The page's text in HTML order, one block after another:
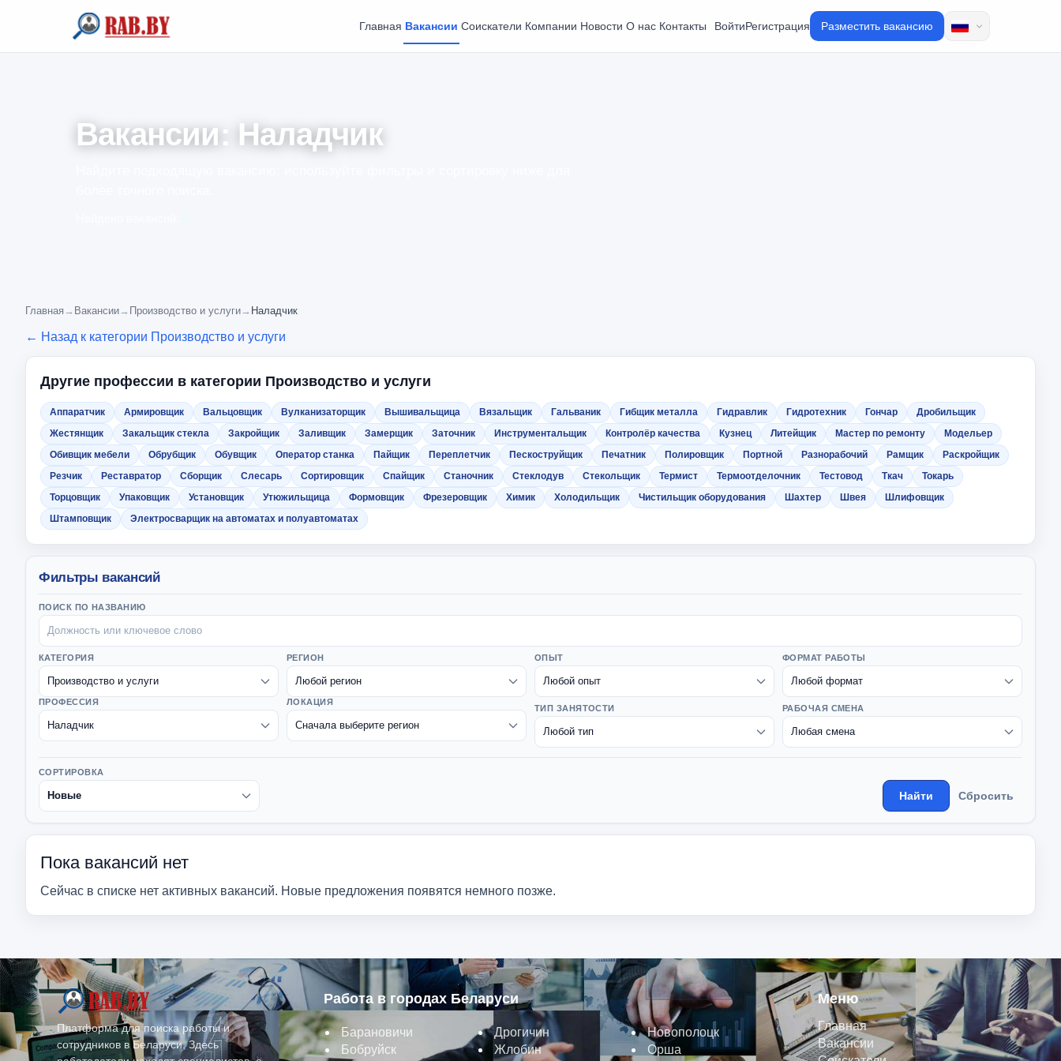
Главная Вакансии Соискатели Компании Новости О нас Контакты ВойтиРегистрация Разместить вакансию
Вакансии: Наладчик
Главная → Вакансии→ Производство и услуги→ Наладчик
← Назад к категории Производство и услуги
Другие профессии в категории Производство и услуги
Аппаратчик Армировщик Вальцовщик Вулканизаторщик Вышивальщица Вязальщик Гальваник Гибщик металла Гидравлик Гидротехник Гончар
Дробильщик
Жестянщик
Закальщик стекла Закройщик Заливщик Замерщик Заточник Инструментальщик Контролёр качества Кузнец Литейщик Мастер по ремонту
Модельер
Обивщик мебели
Обрубщик Обувщик Оператор станка Пайщик Переплетчик Пескоструйщик Печатник Полировщик Портной Разнорабочий Рамщик
Раскройщик
Резчик
Реставратор Сборщик Слесарь Сортировщик Спайщик Станочник Стеклодув Стекольщик Термист Термоотделочник Тестовод Ткач
Токарь
Торцовщик
Упаковщик Установщик Утюжильщица Формовщик Фрезеровщик Химик Холодильщик Чистильщик оборудования Шахтер Швея
Шлифовщик
Штамповщик
Электросварщик на автоматах и полуавтоматах
Фильтры вакансий
ПОИСК ПО НАЗВАНИЮ
КАТЕГОРИЯ
ПРОФЕССИЯ
РЕГИОН
ЛОКАЦИЯ
ОПЫТ ФОРМАТ РАБОТЫ
ТИП ЗАНЯТОСТИ РАБОЧАЯ СМЕНА
СОРТИРОВКА
Найти Сбросить
Пока вакансий нет
Сейчас в списке нет активных вакансий. Новые предложения появятся немного позже.
Платформа для поиска работы и
сотрудников в Беларуси. Здесь
Работа в городах Беларуси
Барановичи
Бобруйск
Дрогичин
Жлобин
Новополоцк
Орша
Меню
Главная
Вакансии